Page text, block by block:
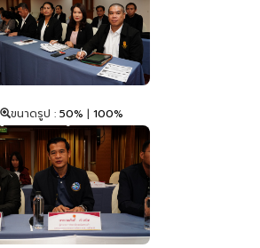
ขนาดรูป : 50% | 100%